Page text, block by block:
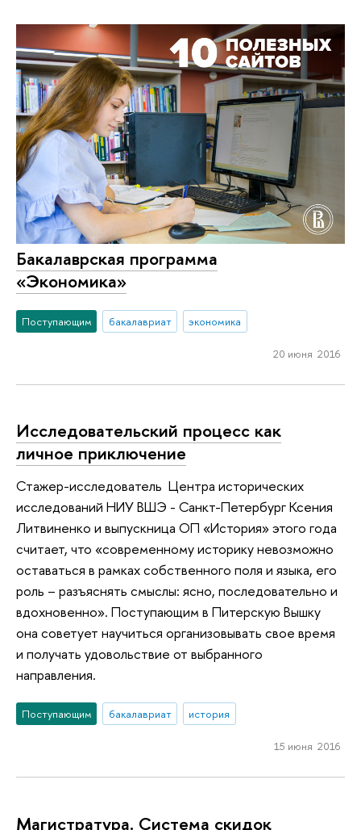
Бакалаврская программа
«Экономика»
Поступающим бакалавриат экономика
20 июня 2016
Исследовательский процесс как
личное приключение
Стажер-исследователь Центра исторических
исследований НИУ ВШЭ - Санкт-Петербург Ксения
Литвиненко и выпускница ОП «История» этого года
считает, что «современному историку невозможно
оставаться в рамках собственного поля и языка, его
роль – разъяснять смыслы: ясно, последовательно и
вдохновенно». Поступающим в Питерскую Вышку
она советует научиться организовывать свое время
и получать удовольствие от выбранного
направления.
Поступающим бакалавриат история
15 июня 2016
Магистратура. Система скидок